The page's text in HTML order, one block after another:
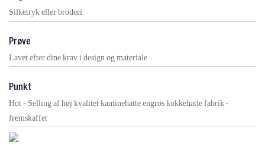
Silketryk eller broderi
Prøve
Lavet efter dine krav i design og materiale
Punkt
Hot - Selling af høj kvalitet kantinehatte engros kokkehatte fabrik -
fremskaffet